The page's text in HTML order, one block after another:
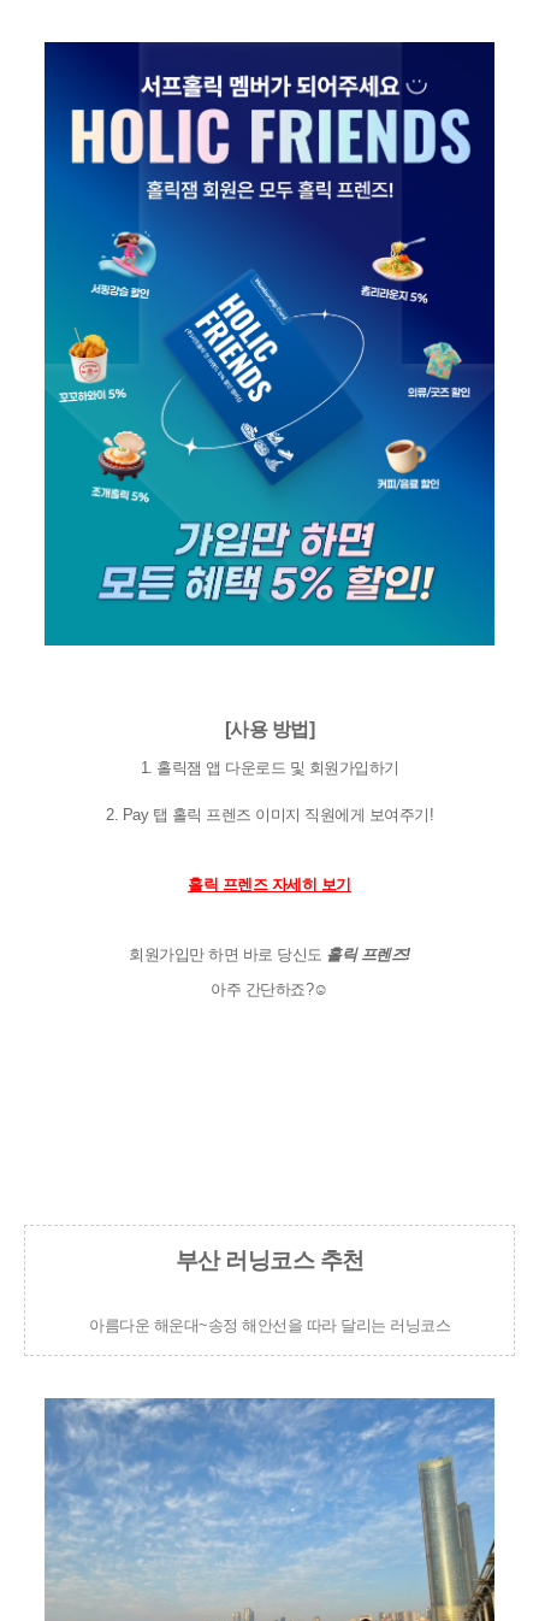
[사용 방법]
1. 홀릭잼 앱 다운로드 및 회원가입하기
2. Pay 탭 홀릭 프렌즈 이미지 직원에게 보여주기!
홀릭 프렌즈 자세히 보기
회원가입만 하면 바로 당신도 홀릭 프렌즈!
아주 간단하죠?☺️
부산 러닝코스 추천
아름다운 해운대~송정 해안선을 따라 달리는 러닝코스